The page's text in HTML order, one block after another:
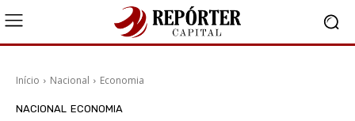
Início Nacional Economia
NACIONAL ECONOMIA